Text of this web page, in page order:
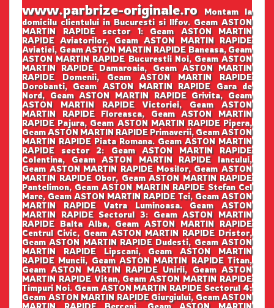
www.parbrize-originale.roMontam la
domicilu clientului in Bucuresti si Ilfov. Geam ASTON
MARTIN RAPIDE sector 1: Geam ASTON MARTIN
RAPIDE Aviatorilor, Geam ASTON MARTIN RAPIDE
Aviatiei, Geam ASTON MARTIN RAPIDE Baneasa, Geam
ASTON MARTIN RAPIDE Bucurestii Noi, Geam ASTON
MARTIN RAPIDE Damaroaia, Geam ASTON MARTIN
RAPIDE Domenii, Geam ASTON MARTIN RAPIDE
Dorobanti, Geam ASTON MARTIN RAPIDE Gara de
Nord, Geam ASTON MARTIN RAPIDE Grivita, Geam
ASTON MARTIN RAPIDE Victoriei, Geam ASTON
MARTIN RAPIDE Floreasca, Geam ASTON MARTIN
RAPIDE Pajura, Geam ASTON MARTIN RAPIDE Pipera,
Geam ASTON MARTIN RAPIDE Primaverii, Geam ASTON
MARTIN RAPIDE Piata Romana. Geam ASTON MARTIN
RAPIDE sector 2: Geam ASTON MARTIN RAPIDE
Colentina, Geam ASTON MARTIN RAPIDE Iancului,
Geam ASTON MARTIN RAPIDE Mosilor, Geam ASTON
MARTIN RAPIDE Obor, Geam ASTON MARTIN RAPIDE
Pantelimon, Geam ASTON MARTIN RAPIDE Stefan Cel
Mare, Geam ASTON MARTIN RAPIDE Tei, Geam ASTON
MARTIN RAPIDE Vatra Luminoasa. Geam ASTON
MARTIN RAPIDE Sectorul 3: Geam ASTON MARTIN
RAPIDE Balta Alba, Geam ASTON MARTIN RAPIDE
Centrul Civic, Geam ASTON MARTIN RAPIDE Dristor,
Geam ASTON MARTIN RAPIDE Dudesti, Geam ASTON
MARTIN RAPIDE Lipscani, Geam ASTON MARTIN
RAPIDE Muncii, Geam ASTON MARTIN RAPIDE Titan,
Geam ASTON MARTIN RAPIDE Unirii, Geam ASTON
MARTIN RAPIDE Vitan, Geam ASTON MARTIN RAPIDE
Timpuri Noi. Geam ASTON MARTIN RAPIDE Sectorul 4:
Geam ASTON MARTIN RAPIDE Giurgiului, Geam ASTON
MARTIN RAPIDE Berceni, Geam ASTON MARTIN